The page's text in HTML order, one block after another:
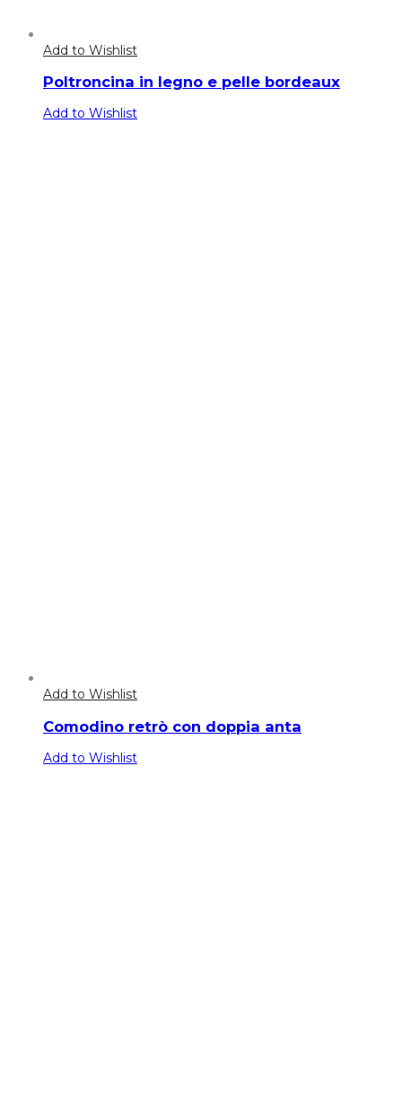
Add to Wishlist
Poltroncina in legno e pelle bordeaux
Add to Wishlist
Add to Wishlist
Comodino retrò con doppia anta
Add to Wishlist